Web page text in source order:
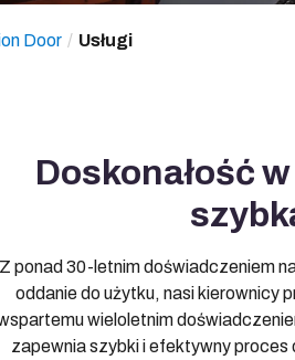
Door Usługi
Doskonałość
Z ponad 30-letnim doświadczeniem
oddanie do użytku, nasi kierownicy
wieloletnim
zapewnia szybki i efektywny